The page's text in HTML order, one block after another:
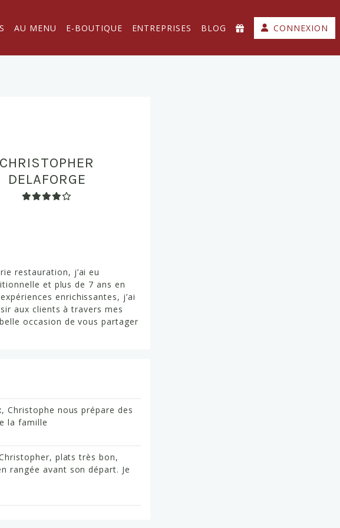
AU MENU E-BOUTIQUE ENTREPRISES BLOG CONNEXION
CHRISTOPHER
DELAFORGE
restauration, j’ai eu
et plus de 7 ans en
enrichissantes, j’ai
aux clients à travers mes
occasion de vous partager
nous prépare des
la famille
plats très bon,
rangée avant son départ. Je